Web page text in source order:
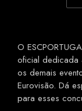
O
oficial dedicada
os demais
Eurovisão. Dá
para esses